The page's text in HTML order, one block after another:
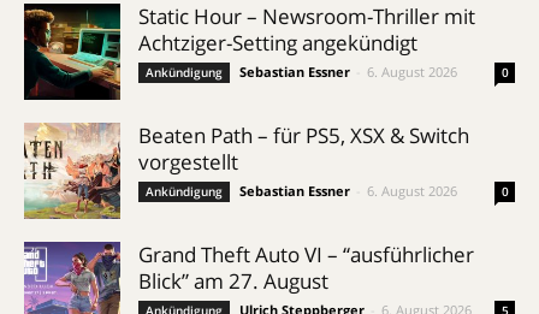
Static Hour – Newsroom-Thriller mit
Achtziger-Setting angekündigt
Ankündigung Sebastian Essner 6. August 2026 0
Beaten Path – für PS5, XSX & Switch
vorgestellt
Ankündigung Sebastian Essner 6. August 2026 0
Grand Theft Auto VI – “ausführlicher
Blick” am 27. August
Ankündigung Ulrich Steppberger 6. August 2026 5